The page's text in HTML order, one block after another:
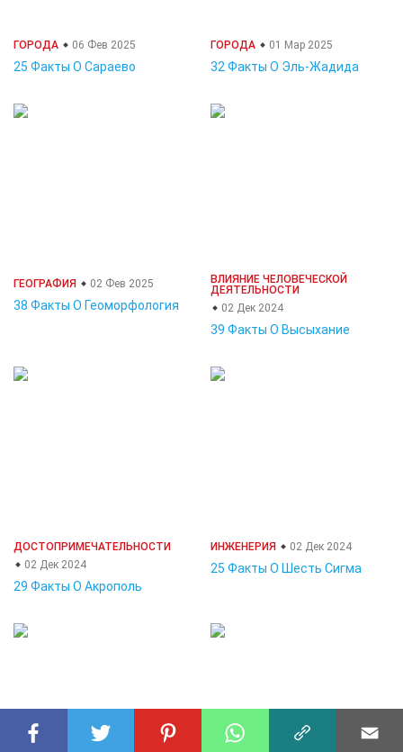
ГОРОДА 06 Фев 2025
25 Факты О Сараево
ГОРОДА 01 Мар 2025
32 Факты О Эль-Жадида
ГЕОГРАФИЯ 02 Фев 2025
38 Факты О Геоморфология
ВЛИЯНИЕ ЧЕЛОВЕЧЕСКОЙ
ДЕЯТЕЛЬНОСТИ
02 Дек 2024
39 Факты О Высыхание
ДОСТОПРИМЕЧАТЕЛЬНОСТИ
02 Дек 2024
29 Факты О Акрополь
ИНЖЕНЕРИЯ 02 Дек 2024
25 Факты О Шесть Сигма